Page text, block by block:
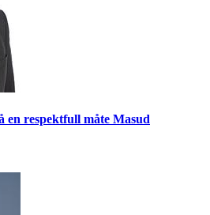
en respektfull måte Masud